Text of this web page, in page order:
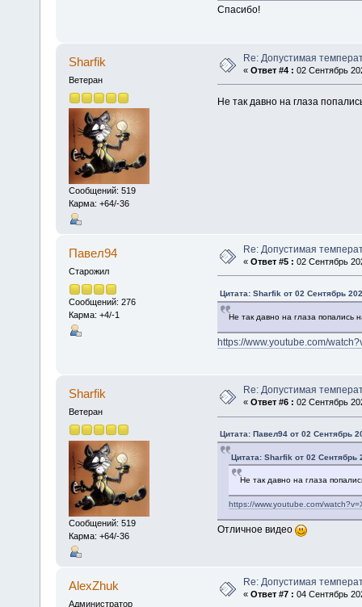
Спасибо!
Sharfik
Ветеран
Сообщений: 519
Карма: +64/-36
Re: Допустимая
« Ответ #4 : 02 Сентябрь
Не так давно на глаза
Павел94
Старожил
Сообщений: 276
Карма: +4/-1
Re: Допустимая
« Ответ #5 : 02 Сентябрь
Цитата: Sharfik от 02 Сентябрь
Не так давно на глаза попались
https://www.youtube.com/
Sharfik
Ветеран
Сообщений: 519
Карма: +64/-36
Re: Допустимая
« Ответ #6 : 02 Сентябрь
Цитата: Павел94 от 02 Сентябрь
Цитата: Sharfik от 02 Сентябрь
Не так давно на глаза
https://www.youtube.com/
Отличное видео
AlexZhuk
Администратор
Re: Допустимая
« Ответ #7 : 04 Сентябрь